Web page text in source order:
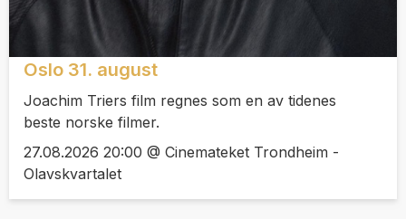
Oslo 31. august
Joachim Triers film regnes som en av tidenes
beste norske filmer.
27.08.2026 20:00 @ Cinemateket Trondheim -
Olavskvartalet